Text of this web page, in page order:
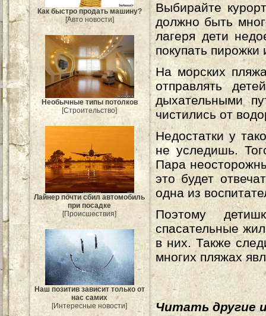
Как быстро продать машину?
[Авто новости]
Необычные типы потолков
[Строительство]
Лайнер почти сбил автомобиль
при посадке
[Происшествия]
Наш позитив зависит только от
нас самих
[Интересные новости]
Выбирайте
должно быть
лагеря дети
покупать
На морских
отправлять
дыхательными
чистились от
Недостатки у
не уследишь.
Пара
это будет
одна из
Поэтому
спасательные
в них. Также
многих пляжах
Читать другие